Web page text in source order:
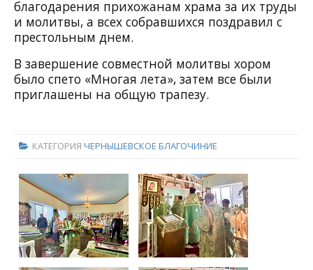
благодарения прихожанам храма за их труды
и молитвы, а всех собравшихся поздравил с
престольным днем.
В завершение совместной молитвы хором
было спето «Многая лета», затем все были
приглашены на общую трапезу.
КАТЕГОРИЯ ЧЕРНЫШЕВСКОЕ БЛАГОЧИНИЕ